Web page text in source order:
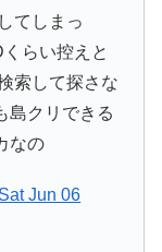
てしまっ
らい控えと
索して探さな
島クリできる
なの
Sat Jun 06